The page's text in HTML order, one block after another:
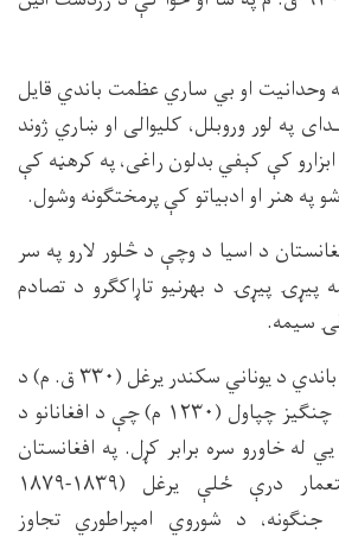
وحدانيت او بي ساري عظمت باندي قايل
په لور وروبلل، كليوالى او ښاري ژوند
ابزارو كې كېفي بدلون راغى، په كرهڼه كې
په هنر او ادبياتو كې پرمختګونه وشول.
د اسيا د وچې د څلور لارو په سر
پيړۍ د بهرنيو تاړاكګرو د تصادم
سيمه.
په دي اړه په افغانستان باندي د يوناني سكندر يرغل (۳۳۰ ق. م) د
عربو هجوم (۶۳۲ م.) د چنګيز چپاول (۱۲۳۰ م) چې د افغانانو د
له خاورو سره برابر كړل. په افغانستان
باندي د پرنګي استعمار درې ځلې يرغل (۱۸۳۹-۱۸۷۹
جنګونه، د شوروي امپراطوري تجاوز